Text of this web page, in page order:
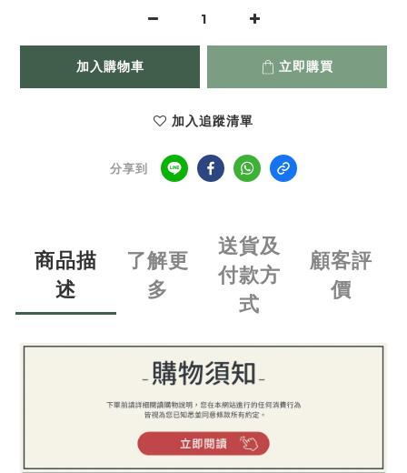
加入購物車 立即購買
加入追蹤清單
分享到
商品描
述
了解更
多
送貨及
付款方
式
顧客評
價